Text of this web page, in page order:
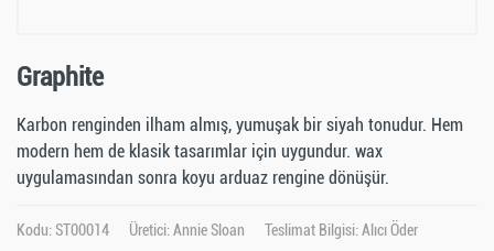
Graphite
Karbon renginden ilham almış, yumuşak bir siyah tonudur. Hem
modern hem de klasik tasarımlar için uygundur. wax
uygulamasından sonra koyu arduaz rengine dönüşür.
Kodu: ST00014 Üretici:Annie Sloan Teslimat Bilgisi: Alıcı Öder